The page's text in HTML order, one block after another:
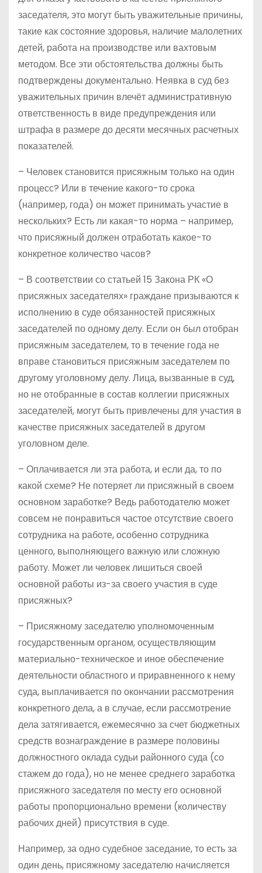
заседателя, это могут быть уважительные причины,
такие как состояние здоровья, наличие малолетних
детей, работа на производстве или вахтовым
методом. Все эти обстоятельства должны быть
подтверждены документально. Неявка в суд без
уважительных причин влечёт административную
ответственность в виде предупреждения или
штрафа в размере до десяти месячных расчетных
показателей.
– Человек становится присяжным только на один
процесс? Или в течение какого-то срока
(например, года) он может принимать участие в
нескольких? Есть ли какая-то норма – например,
что присяжный должен отработать какое-то
конкретное количество часов?
– В соответствии со статьей 15 Закона РК «О
присяжных заседателях» граждане призываются к
исполнению в суде обязанностей присяжных
заседателей по одному делу. Если он был отобран
присяжным заседателем, то в течение года не
вправе становиться присяжным заседателем по
другому уголовному делу. Лица, вызванные в суд,
но не отобранные в состав коллегии присяжных
заседателей, могут быть привлечены для участия в
качестве присяжных заседателей в другом
уголовном деле.
– Оплачивается ли эта работа, и если да, то по
какой схеме? Не потеряет ли присяжный в своем
основном заработке? Ведь работодателю может
совсем не понравиться частое отсутствие своего
сотрудника на работе, особенно сотрудника
ценного, выполняющего важную или сложную
работу. Может ли человек лишиться своей
основной работы из-за своего участия в суде
присяжных?
– Присяжному заседателю уполномоченным
государственным органом, осуществляющим
материально-техническое и иное обеспечение
деятельности областного и приравненного к нему
суда, выплачивается по окончании рассмотрения
конкретного дела, а в случае, если рассмотрение
дела затягивается, ежемесячно за счет бюджетных
средств вознаграждение в размере половины
должностного оклада судьи районного суда (со
стажем до года), но не менее среднего заработка
присяжного заседателя по месту его основной
работы пропорционально времени (количеству
рабочих дней) присутствия в суде.
Например, за одно судебное заседание, то есть за
один день, присяжному заседателю начисляется